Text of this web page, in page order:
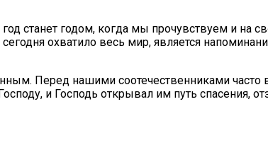
станет годом, когда мы прочувствуем и на
охватило весь мир, является
Перед нашими соотечественниками
и Господь открывал им путь спасения,